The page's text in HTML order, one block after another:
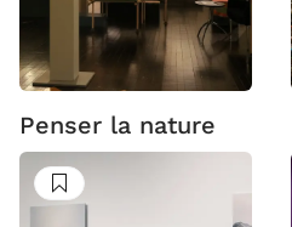
Penser la nature
Suivre